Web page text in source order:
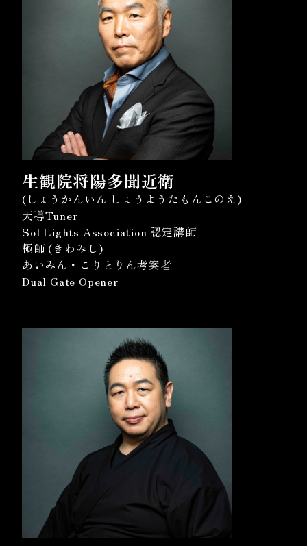
生観院将陽多聞近衛
(しょうかんいん しょうようたもんこのえ)
天導Tuner
Sol Lights Association 認定講師
極師 (きわみし)
あいみん・こりとりん考案者
Dual Gate Opener